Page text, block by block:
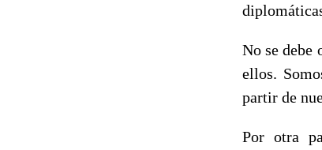
No se debe
ellos.
partir de
Por otra